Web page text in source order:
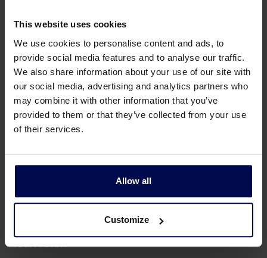
This website uses cookies
We use cookies to personalise content and ads, to
provide social media features and to analyse our traffic.
We also share information about your use of our site with
our social media, advertising and analytics partners who
may combine it with other information that you’ve
provided to them or that they’ve collected from your use
of their services.
Allow all
Customize
flujo de residuos.
por densidad.
Infrarrojo cercano (NIR): analiza el material con
luz infrarroja y elimina el material seleccionado
mediante inyectores de aire.
Empacadora: compacta el material ligero
(plásticos) en balas transportables.
con una lámina.
Los residuos orgánicos se someten a digestión. Los
metales y los metales no férricos se venden, así
como las balas de plástico. Como resultado, solo
una fracción de los residuos se desecha en
vertedero.